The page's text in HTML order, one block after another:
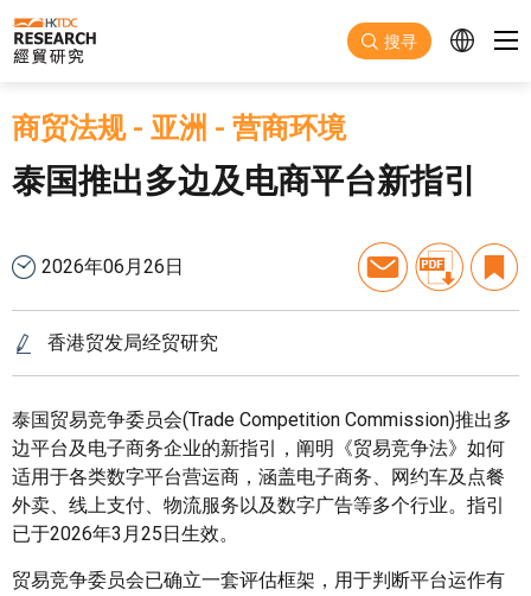
跳至主要内容
搜寻
商贸法规- 亚洲 - 营商环境
泰国推出多边及电商平台新指引
2026年06月26日
香港贸发局经贸研究
泰国贸易竞争委员会(Trade Competition Commission)推出多
边平台及电子商务企业的新指引，阐明《贸易竞争法》如何
适用于各类数字平台营运商，涵盖电子商务、网约车及点餐
外卖、线上支付、物流服务以及数字广告等多个行业。指引
已于2026年3月25日生效。
贸易竞争委员会已确立一套评估框架，用于判断平台运作有